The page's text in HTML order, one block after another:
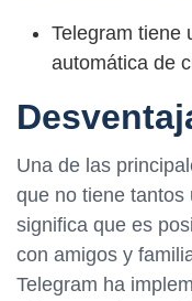
Telegram tiene
automática de
Una de las
que no tiene tantos
significa que es
con amigos y
Telegram ha